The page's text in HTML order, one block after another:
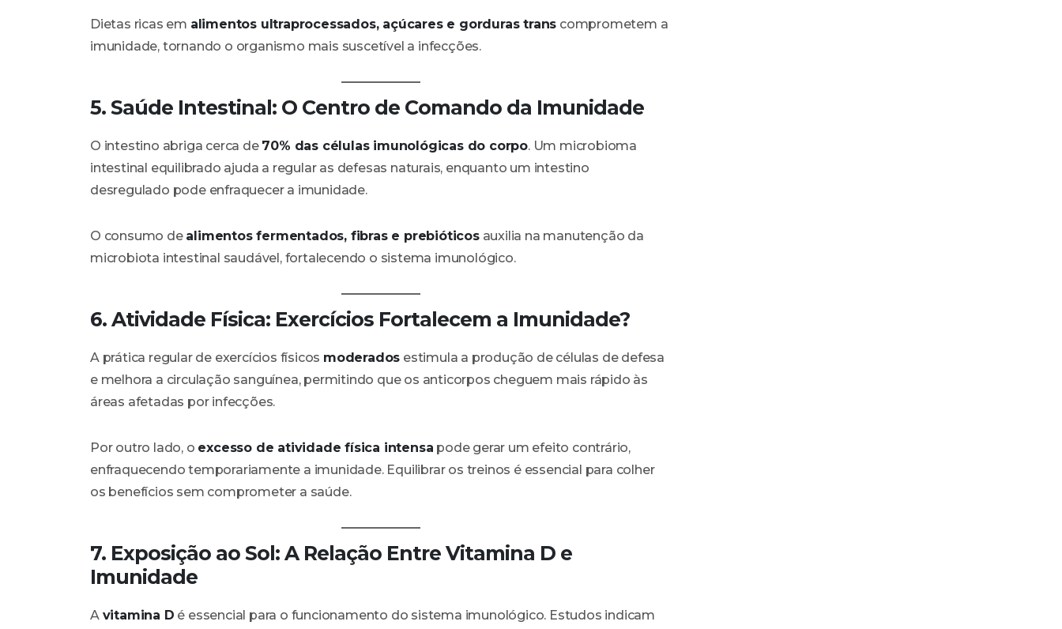
Dietas ricas em alimentos ultraprocessados, açúcares e gorduras trans comprometem a
imunidade, tornando o organismo mais suscetível a infecções.
5. Saúde Intestinal: O Centro de Comando da Imunidade
O intestino abriga cerca de 70% das células imunológicas do corpo. Um microbioma
intestinal equilibrado ajuda a regular as defesas naturais, enquanto um intestino
desregulado pode enfraquecer a imunidade.
O consumo de alimentos fermentados, fibras e prebióticosauxilia na manutenção da
microbiota intestinal saudável, fortalecendo o sistema imunológico.
6. Atividade Física: Exercícios Fortalecem a Imunidade?
A prática regular de exercícios físicos moderados estimula a produção de células de defesa
e melhora a circulação sanguínea, permitindo que os anticorpos cheguem mais rápido às
áreas afetadas por infecções.
Por outro lado, o excesso de atividade física intensa pode gerar um efeito contrário,
enfraquecendo temporariamente a imunidade. Equilibrar os treinos é essencial para colher
os benefícios sem comprometer a saúde.
7. Exposição ao Sol: A Relação Entre Vitamina D e
Imunidade
A vitamina D é essencial para o funcionamento do sistema imunológico. Estudos indicam